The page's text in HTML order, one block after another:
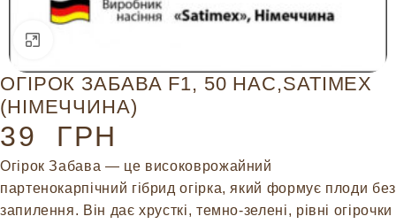
ОГІРОК ЗАБАВА F1, 50 НАС,SATIMEX
(НІМЕЧЧИНА)
39 ГРН
Огірок Забава — це високоврожайний
партенокарпічний гібрид огірка, який формує плоди без
запилення. Він дає хрусткі, темно‑зелені, рівні огірочки